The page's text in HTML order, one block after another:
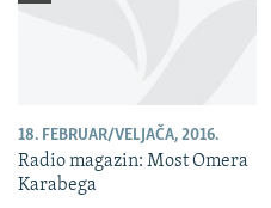
18. FEBRUAR/VELJAČA, 2016.
Radio magazin: Most Omera
Karabega